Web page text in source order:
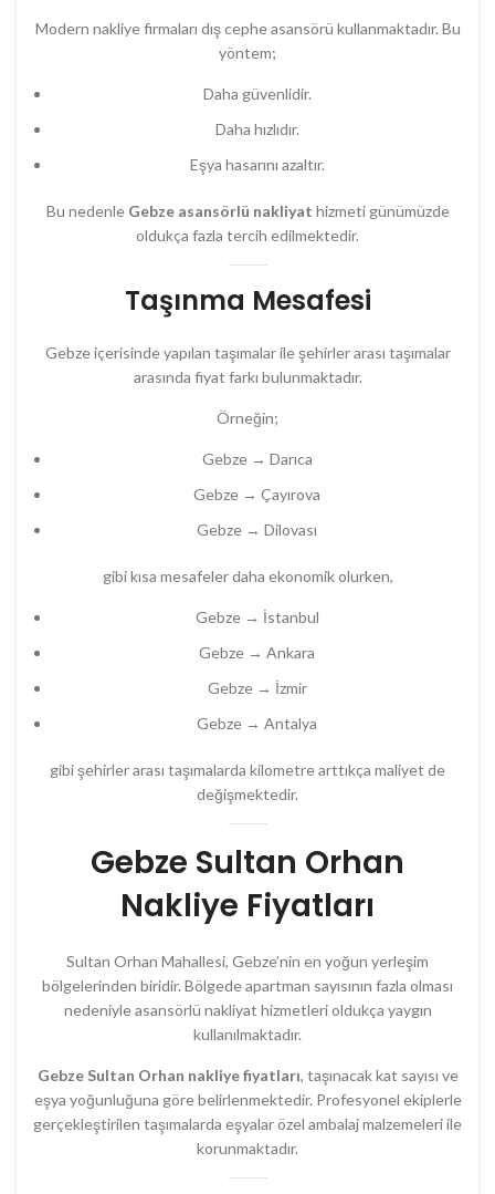
Modern nakliye firmaları dış cephe asansörü kullanmaktadır. Bu
yöntem;
Daha güvenlidir.
Daha hızlıdır.
Eşya hasarını azaltır.
Bu nedenle Gebze asansörlü nakliyat hizmeti günümüzde
oldukça fazla tercih edilmektedir.
Taşınma Mesafesi
Gebze içerisinde yapılan taşımalar ile şehirler arası taşımalar
arasında fiyat farkı bulunmaktadır.
Örneğin;
Gebze → Darıca
Gebze → Çayırova
Gebze → Dilovası
gibi kısa mesafeler daha ekonomik olurken,
Gebze → İstanbul
Gebze → Ankara
Gebze → İzmir
Gebze → Antalya
gibi şehirler arası taşımalarda kilometre arttıkça maliyet de
değişmektedir.
Gebze Sultan Orhan
Nakliye Fiyatları
Sultan Orhan Mahallesi, Gebze’nin en yoğun yerleşim
bölgelerinden biridir. Bölgede apartman sayısının fazla olması
nedeniyle asansörlü nakliyat hizmetleri oldukça yaygın
kullanılmaktadır.
Gebze Sultan Orhan nakliye fiyatları, taşınacak kat sayısı ve
eşya yoğunluğuna göre belirlenmektedir. Profesyonel ekiplerle
gerçekleştirilen taşımalarda eşyalar özel ambalaj malzemeleri ile
korunmaktadır.